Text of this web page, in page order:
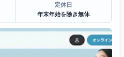
定休日
年末年始を除き無休